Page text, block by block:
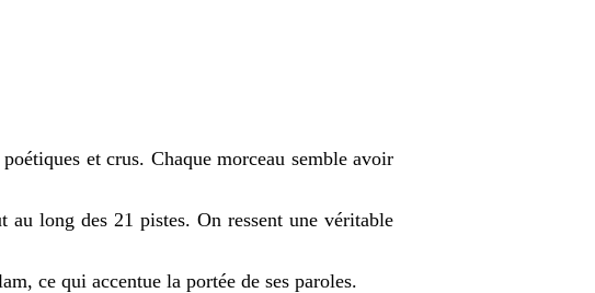
et crus. Chaque morceau semble avoir
au long des 21 pistes. On ressent une véritable
ce qui accentue la portée de ses paroles.